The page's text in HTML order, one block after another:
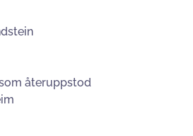
återuppstod